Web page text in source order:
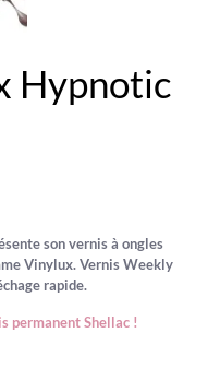
Hypnotic
son vernis à ongles
Vinylux. Vernis Weekly
rapide.
permanent Shellac !